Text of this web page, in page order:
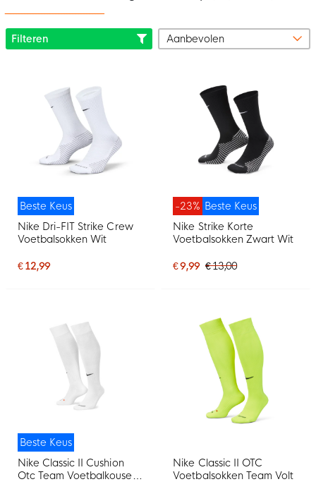
Filteren
Beste Keus
Nike Dri-FIT Strike Crew
Voetbalsokken Wit
€ 12,99
Beste Keus
-23%
Nike Strike Korte
Voetbalsokken Zwart Wit
€ 9,99 € 13,00
Beste Keus
Nike Classic II Cushion
Otc Team Voetbalkousen
Nike Classic II OTC
Voetbalsokken Team Volt